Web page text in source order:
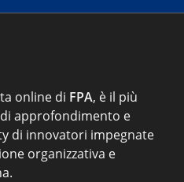
online di FPA, è il più
approfondimento e
di innovatori impegnate
organizzativa e